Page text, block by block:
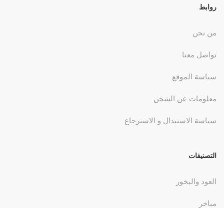
روابط
من نحن
تواصل معنا
سياسة الموقع
معلومات عن الشحن
سياسة الاستبدال و الاسترجاع
التصنيفات
العود والبخور
مباخر